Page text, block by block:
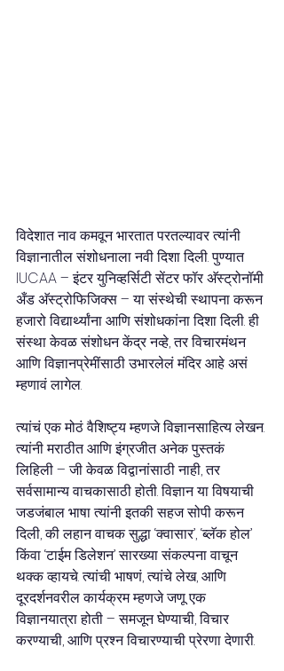
विदेशात नाव कमवून भारतात परतल्यावर त्यांनी
विज्ञानातील संशोधनाला नवी दिशा दिली. पुण्यात
IUCAA – इंटर युनिव्हर्सिटी सेंटर फॉर अ‍ॅस्ट्रोनॉमी
अँड अ‍ॅस्ट्रोफिजिक्स – या संस्थेची स्थापना करून
हजारो विद्यार्थ्यांना आणि संशोधकांना दिशा दिली. ही
संस्था केवळ संशोधन केंद्र नव्हे, तर विचारमंथन
आणि विज्ञानप्रेमींसाठी उभारलेलं मंदिर आहे असं
म्हणावं लागेल.
त्यांचं एक मोठं वैशिष्ट्य म्हणजे विज्ञानसाहित्य लेखन.
त्यांनी मराठीत आणि इंग्रजीत अनेक पुस्तकं
लिहिली – जी केवळ विद्वानांसाठी नाही, तर
सर्वसामान्य वाचकासाठी होती. विज्ञान या विषयाची
जडजंबाल भाषा त्यांनी इतकी सहज सोपी करून
दिली, की लहान वाचक सुद्धा ‘क्वासार’, ‘ब्लॅक होल’
किंवा ‘टाईम डिलेशन’ सारख्या संकल्पना वाचून
थक्क व्हायचे. त्यांची भाषणं, त्यांचे लेख, आणि
दूरदर्शनवरील कार्यक्रम म्हणजे जणू एक
विज्ञानयात्रा होती – समजून घेण्याची, विचार
करण्याची, आणि प्रश्न विचारण्याची प्रेरणा देणारी.